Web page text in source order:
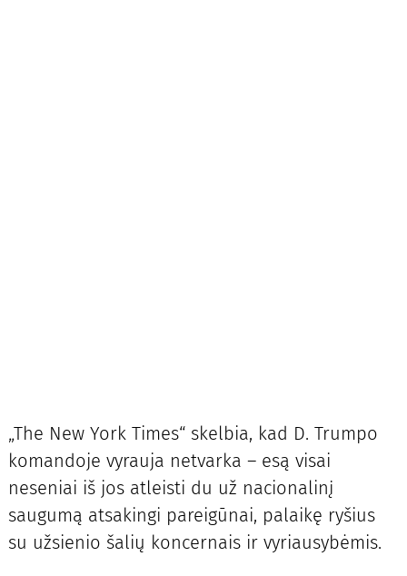
„The New York Times“ skelbia, kad D. Trumpo
komandoje vyrauja netvarka – esą visai
neseniai iš jos atleisti du už nacionalinį
saugumą atsakingi pareigūnai, palaikę ryšius
su užsienio šalių koncernais ir vyriausybėmis.